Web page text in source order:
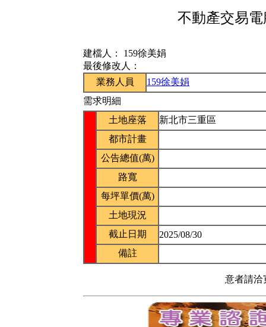
不動產交易
建檔人： 159徐美娟
最後修改人：
業務人員
159徐美娟
需求明細
土地座落
新北市三重區
都市計畫
公告總值(萬)
路寬
每坪單價(萬)
土地現況
截止日期
2025/08/30
備註
意者請洽